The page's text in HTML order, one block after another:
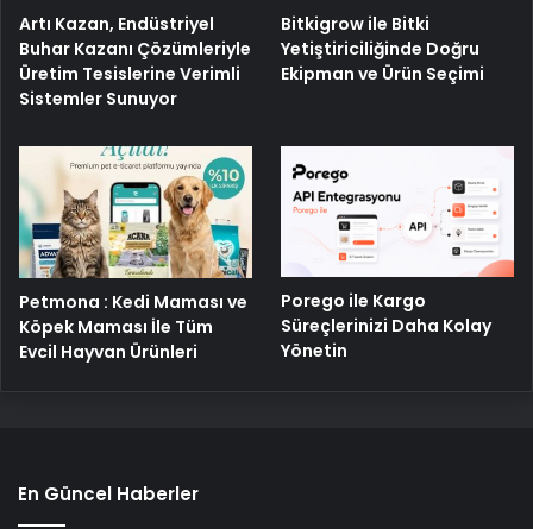
Artı Kazan, Endüstriyel
Buhar Kazanı Çözümleriyle
Üretim Tesislerine Verimli
Sistemler Sunuyor
Bitkigrow ile Bitki
Yetiştiriciliğinde Doğru
Ekipman ve Ürün Seçimi
Petmona : Kedi Maması ve
Köpek Maması İle Tüm
Evcil Hayvan Ürünleri
Porego ile Kargo
Süreçlerinizi Daha Kolay
Yönetin
En Güncel Haberler